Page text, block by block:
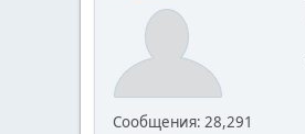
Сообщения: 28,291